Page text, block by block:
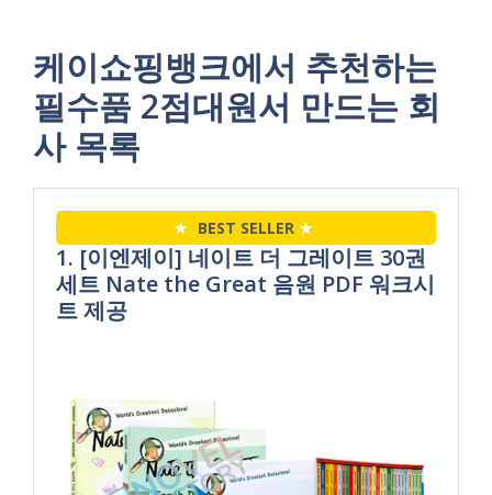
케이쇼핑뱅크에서 추천하는
필수품 2점대원서 만드는 회
사 목록
★ BEST SELLER ★
1. [이엔제이] 네이트 더 그레이트 30권
세트 Nate the Great 음원 PDF 워크시
트 제공